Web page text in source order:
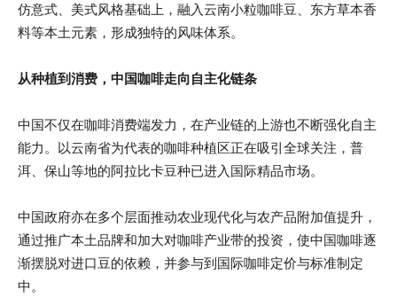
仿意式、美式风格基础上，融入云南小粒咖啡豆、东方草本香
料等本土元素，形成独特的风味体系。
从种植到消费，中国咖啡走向自主化链条
中国不仅在咖啡消费端发力，在产业链的上游也不断强化自主
能力。以云南省为代表的咖啡种植区正在吸引全球关注，普
洱、保山等地的阿拉比卡豆种已进入国际精品市场。
中国政府亦在多个层面推动农业现代化与农产品附加值提升，
通过推广本土品牌和加大对咖啡产业带的投资，使中国咖啡逐
渐摆脱对进口豆的依赖，并参与到国际咖啡定价与标准制定
中。